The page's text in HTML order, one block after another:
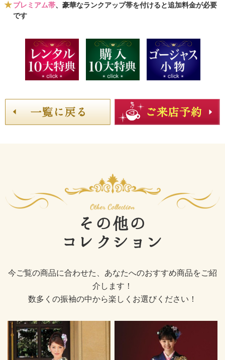
プレミアム帯、豪華なランクアップ帯を付けると追加料金が必要
です
その他の
コレクション
今ご覧の商品に合わせた、あなたへのおすすめ商品をご紹
介します！
数多くの振袖の中から楽しくお選びください！